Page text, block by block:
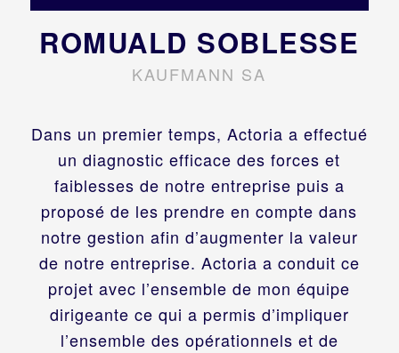
Dans un premier temps, Actoria a effectué
un diagnostic efficace des forces et
faiblesses de notre entreprise puis a
proposé de les prendre en compte dans
notre gestion afin d’augmenter la valeur
de notre entreprise. Actoria a conduit ce
projet avec l’ensemble de mon équipe
dirigeante ce qui a permis d’impliquer
l’ensemble des opérationnels et de
ROMUALD SOBLESSE
KAUFMANN SA